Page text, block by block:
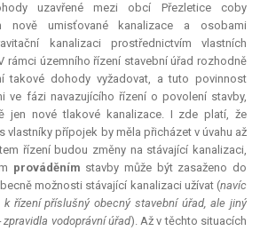
uzavřené mezi obcí Přezletice coby
nově umisťované kanalizace a osobami
kanalizaci prostřednictvím vlastních
rámci územního řízení stavební úřad rozhodně
takové dohody vyžadovat, a tuto povinnost
ve fázi navazujícího řízení o povolení stavby,
jen nové tlakové kanalizace. I zde platí, že
vlastníky přípojek by měla přicházet v úvahu až
řízení budou změny na stávající kanalizaci,
prováděním stavby může být zasaženo do
možnosti stávající kanalizaci užívat (navíc
řízení příslušný obecný stavební úřad, ale jiný
vodoprávní úřad). Až v těchto situacích